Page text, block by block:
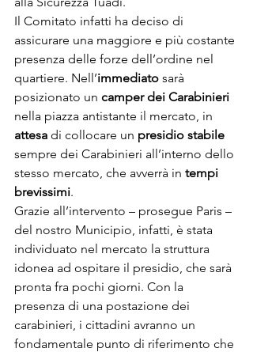
Il Comitato infatti ha deciso di
assicurare una maggiore e più costante
presenza delle forze dell’ordine nel
quartiere. Nell’immediato sarà
posizionato un camper dei Carabinieri
nella piazza antistante il mercato, in
attesa di collocare un presidio stabile
sempre dei Carabinieri all’interno dello
stesso mercato, che avverrà in tempi
brevissimi.
Grazie all’intervento – prosegue Paris –
del nostro Municipio, infatti, è stata
individuato nel mercato la struttura
idonea ad ospitare il presidio, che sarà
pronta fra pochi giorni. Con la
presenza di una postazione dei
carabinieri, i cittadini avranno un
fondamentale punto di riferimento che